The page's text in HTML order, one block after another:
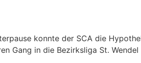
konnte der SCA die
Gang in die Bezirksliga St. Wendel